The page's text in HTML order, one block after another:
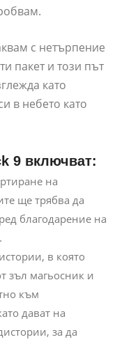
с нетърпение
пакет и този път
като
в небето като
9 включват:
на
ще трябва да
благодарение на
в която
зъл магьосник и
към
дават на
за да